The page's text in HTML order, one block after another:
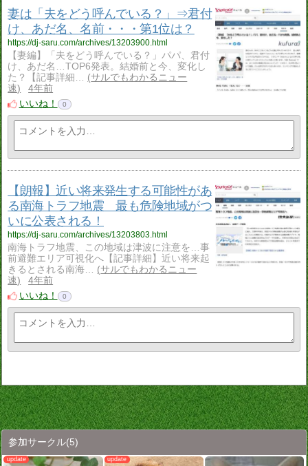
妻は「夫をどう呼んでいる？」⇒君付
け、あだ名、名前・・・第1位は？
https://dj-saru.com/archives/13203900.html
【妻編】「夫をどう呼んでいる？」パパ、君付
け、あだ名…TOP6発表。結婚前と今、変化し
た？【記事詳細…
サルでもわかるニュー
速
4年前
いいね！
0
【朗報】近い将来発生する可能性があ
る南海トラフ地震 最も危険地域がつ
いに公表される！
https://dj-saru.com/archives/13203803.html
南海トラフ地震、この地域は津波に注意を…事
前避難エリア可視化へ【記事詳細】近い将来起
きるとされる南海…
サルでもわかるニュー
速
4年前
いいね！
0
参加サークル(5)